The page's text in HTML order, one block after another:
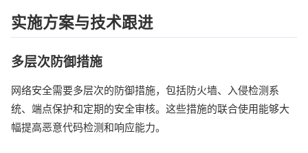
实施方案与技术跟进
多层次防御措施
网络安全需要多层次的防御措施，包括防火墙、入侵检测系
统、端点保护和定期的安全审核。这些措施的联合使用能够大
幅提高恶意代码检测和响应能力。